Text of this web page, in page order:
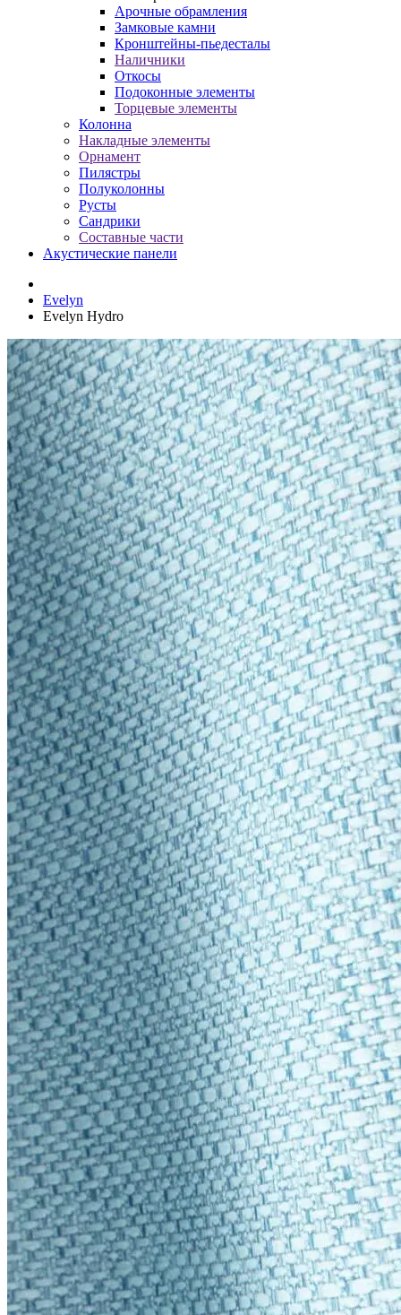
Арочные обрамления
Замковые камни
Кронштейны-пьедесталы
Наличники
Откосы
Подоконные элементы
Торцевые элементы
Колонна
Накладные элементы
Орнамент
Пилястры
Полуколонны
Русты
Сандрики
Составные части
Акустические панели
Evelyn
Evelyn Hydro